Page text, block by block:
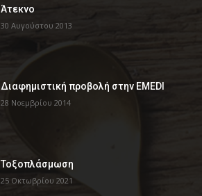
Άτεκνο
30 Αυγούστου 2013
Διαφημιστική προβολή στην EMEDI
28 Νοεμβρίου 2014
Τοξοπλάσμωση
25 Οκτωβρίου 2021